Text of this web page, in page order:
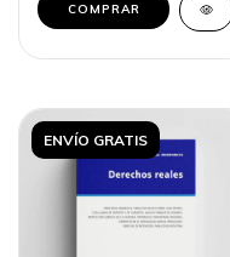
COMPRAR
ENVÍO GRATIS